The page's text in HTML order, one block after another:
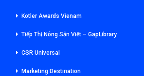
Kotler Awards Vienam
Tiếp Thị Nông Sản Việt – GapLibrary
CSR Universal
Marketing Destination